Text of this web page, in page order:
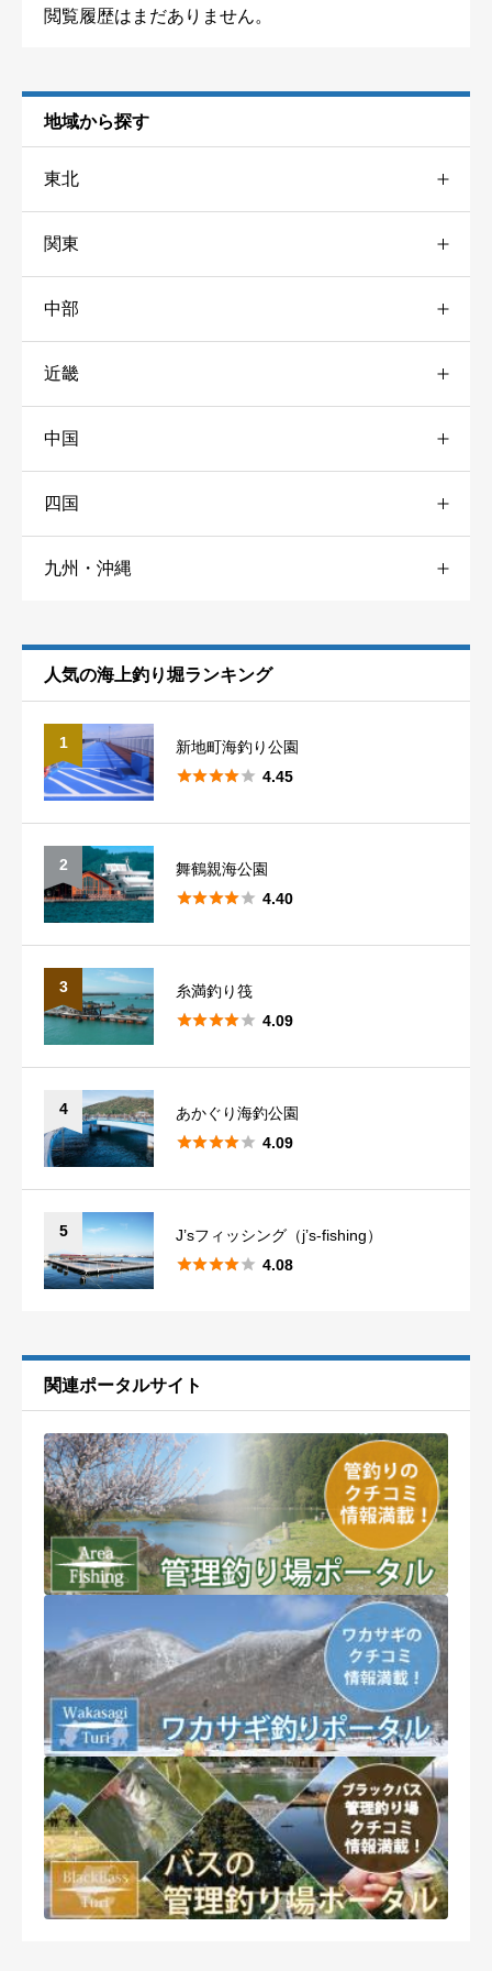
閲覧履歴はまだありません。
地域から探す
東北
青森
山形
福島
関東
東京
神奈川
千葉
茨城
中部
新潟
富山
石川
福井
静岡 6
近畿
三重
京都
大阪
兵庫 12
和歌山
中国
広島
山口
四国
香川
九州・沖縄
佐賀 2
長崎
大分
宮崎
鹿児島
沖縄
人気の海上釣り堀ランキング
1
新地町海釣り公園
 4.45
2
舞鶴親海公園
 4.40
3
糸満釣り筏
 4.09
4
あかぐり海釣公園
 4.09
5
J’sフィッシング（j’s-fishing）
 4.08
関連ポータルサイト